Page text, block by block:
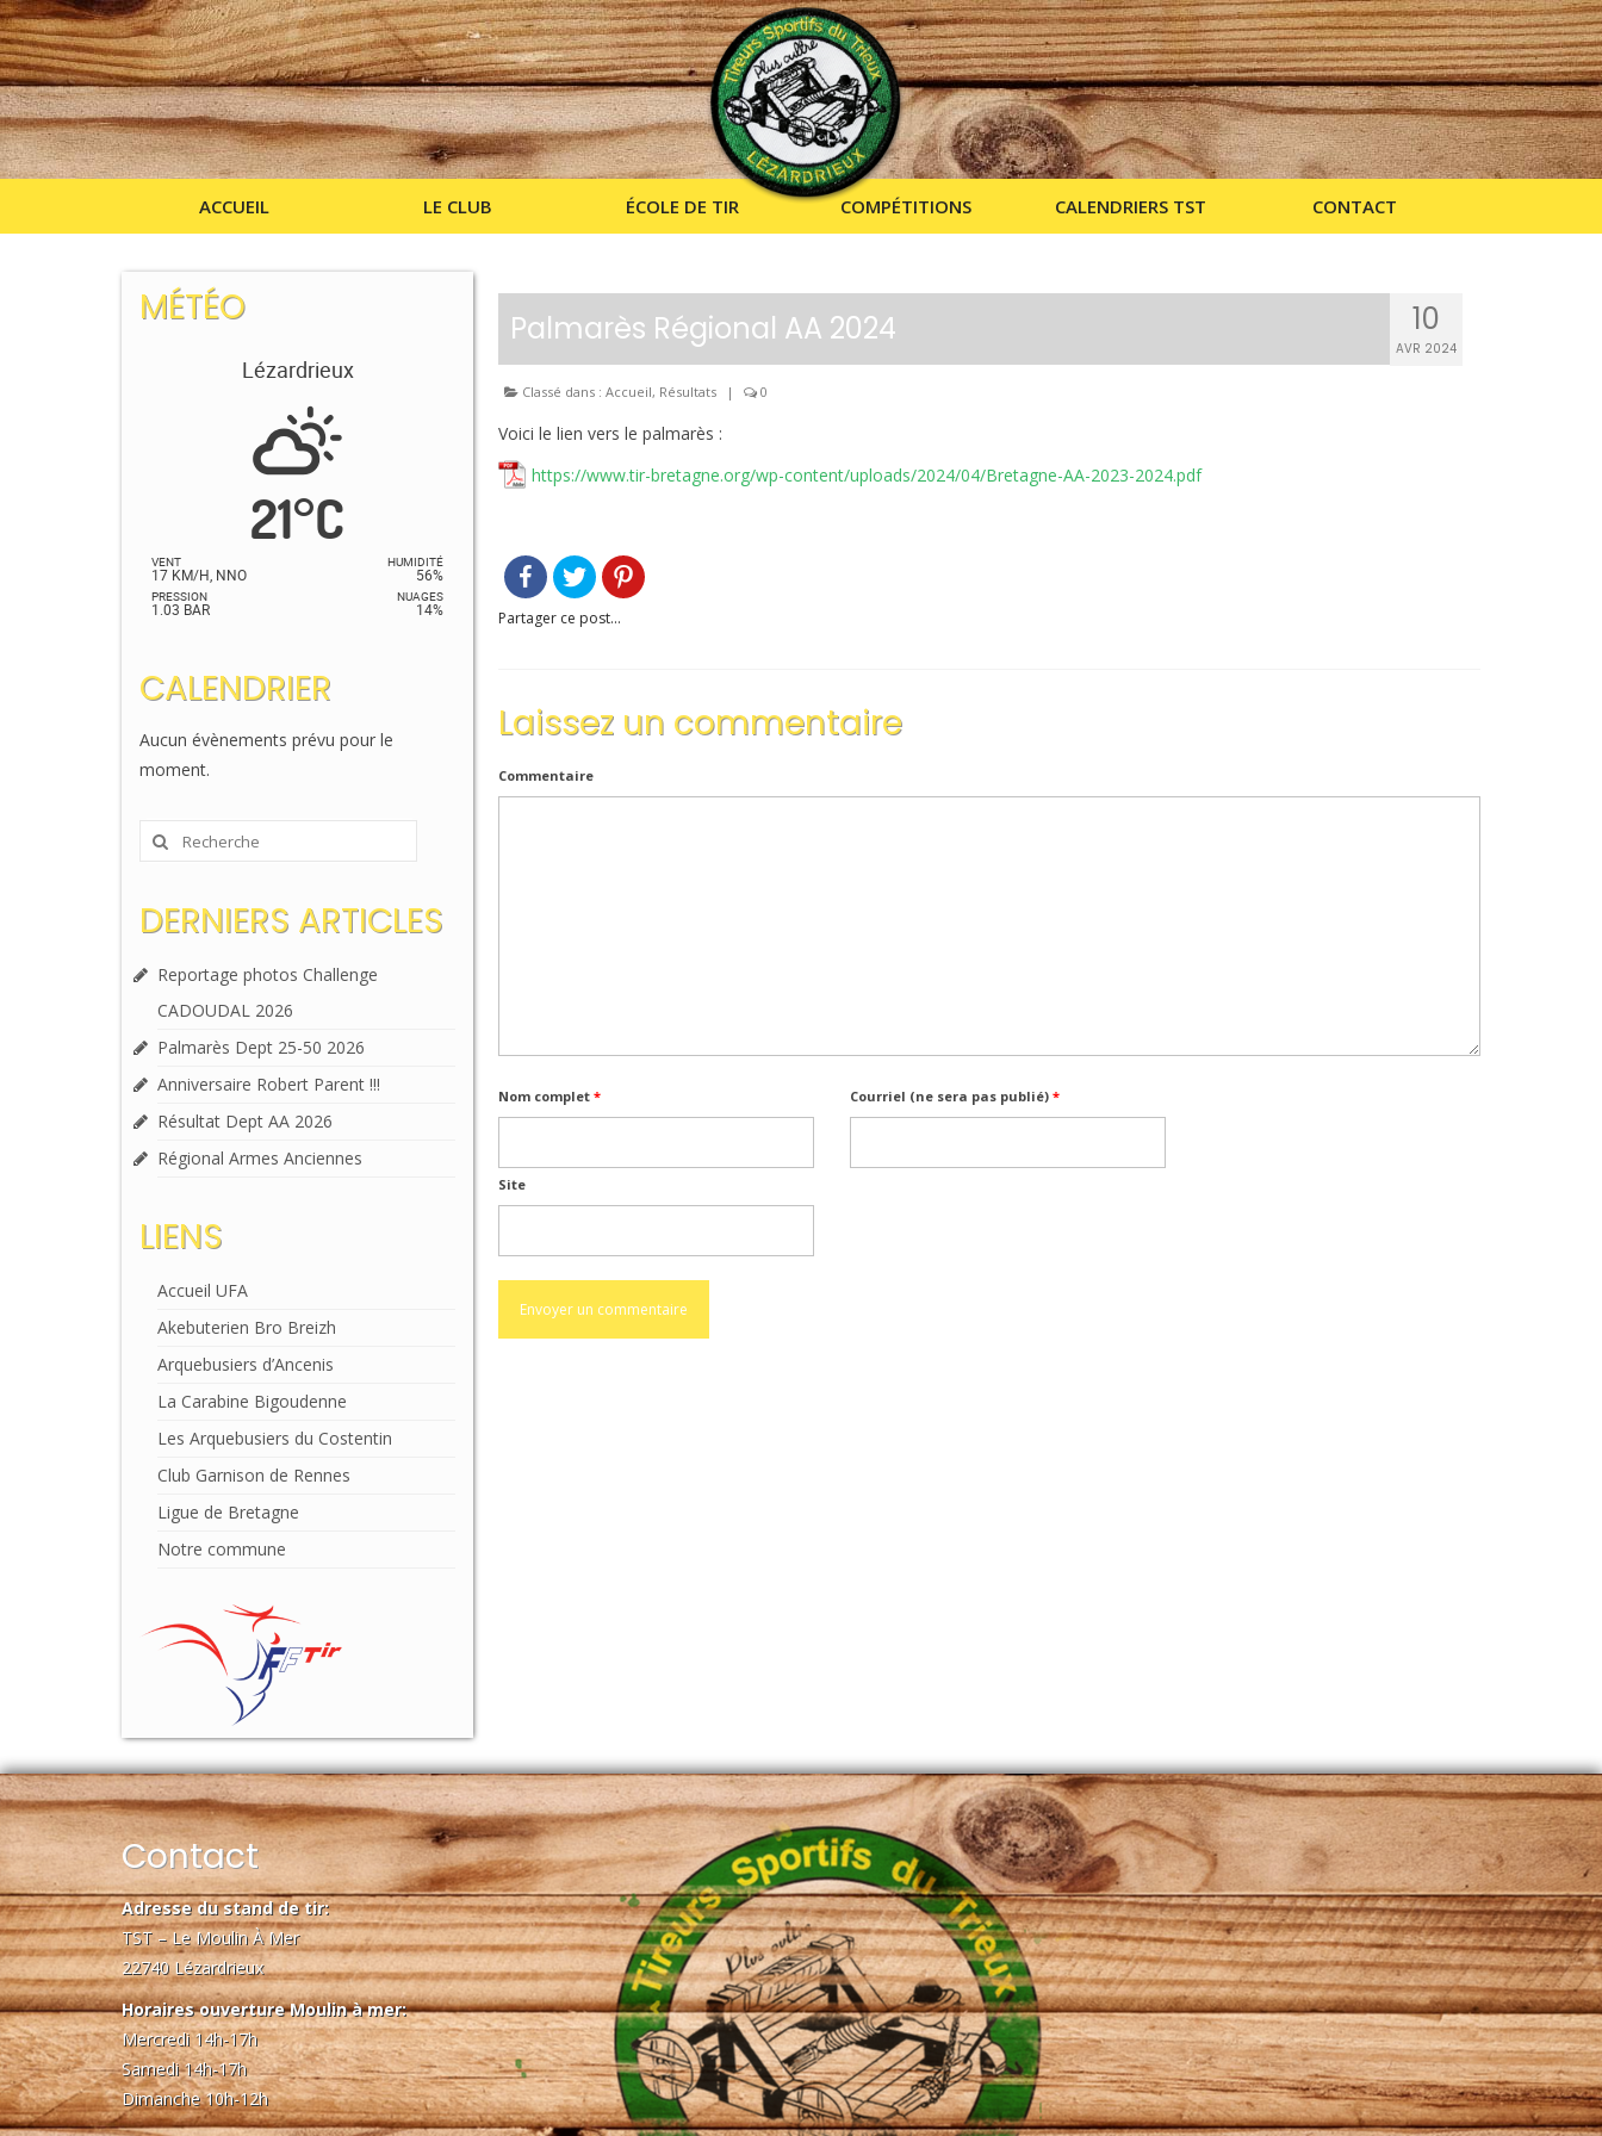
ACCUEIL LE CLUB ÉCOLE DE TIR COMPÉTITIONS CALENDRIERS TST CONTACT
10
AVR 2024
Palmarès Régional AA 2024
Classé dans : Accueil, Résultats | 0
Voici le lien vers le palmarès :
https://www.tir-bretagne.org/wp-content/uploads/2024/04/Bretagne-AA-2023-2024.pdf
Partager ce post...
Laissez un commentaire
Commentaire
Nom complet * Courriel (ne sera pas publié) *
Site
MÉTÉO
Lézardrieux
21°C
VENT
17 KM/H, NNO
PRESSION
1.03 BAR
HUMIDITÉ
56%
NUAGES
14%
CALENDRIER
Aucun évènements prévu pour le
moment.
Rechercher
:
DERNIERS ARTICLES
Reportage photos Challenge
CADOUDAL 2026
Palmarès Dept 25-50 2026
Anniversaire Robert Parent !!!
Résultat Dept AA 2026
Régional Armes Anciennes
LIENS
Accueil UFA
Akebuterien Bro Breizh
Arquebusiers d’Ancenis
La Carabine Bigoudenne
Les Arquebusiers du Costentin
Club Garnison de Rennes
Ligue de Bretagne
Notre commune
Contact
Adresse du stand de tir:
TST – Le Moulin À Mer
22740 Lézardrieux
Horaires ouverture Moulin à mer:
Mercredi 14h-17h
Samedi 14h-17h
Dimanche 10h-12h